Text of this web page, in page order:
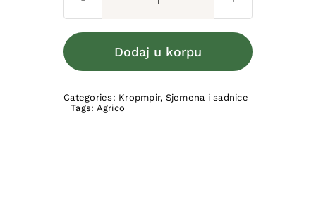
SJEMENSKI
SEVERINA
Dodaj u korpu
Categories: Kropmpir, Sjemena i sadnice
Tags: Agrico